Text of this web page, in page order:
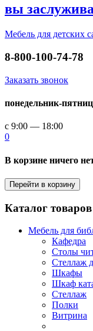
вы
Мебель для детских
8-800-100-74-78
Заказать звонок
понедельник-
с 9:00 — 18:00
0
В корзине ничего
Перейти в корзину
Каталог товаров
Мебель для
Кафедра
Столы
Стеллаж
Шкафы
Шкаф
Стеллаж
Полки
Витрина